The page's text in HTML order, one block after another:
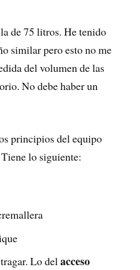
de 75 litros. He tenido
similar pero esto no me
del volumen de las
No debe haber un
principios del equipo
lo siguiente:
tragar. Lo delacceso